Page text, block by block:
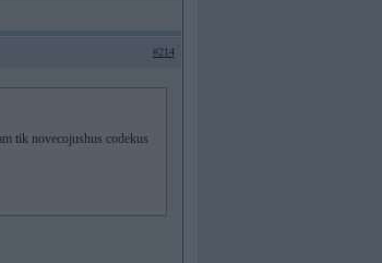
#214
tik novecojushus codekus